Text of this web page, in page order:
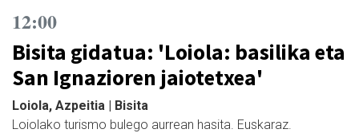
12:00
Bisita gidatua: 'Loiola: basilika eta
San Ignazioren jaiotetxea'
Loiola, Azpeitia | Bisita
Loiolako turismo bulego aurrean hasita. Euskaraz.